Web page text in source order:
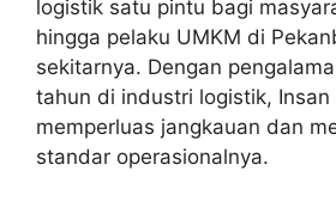
logistik satu pintu bagi
hingga pelaku UMKM di
sekitarnya. Dengan
tahun di industri logistik, Insan
memperluas jangkauan dan
standar operasionalnya.